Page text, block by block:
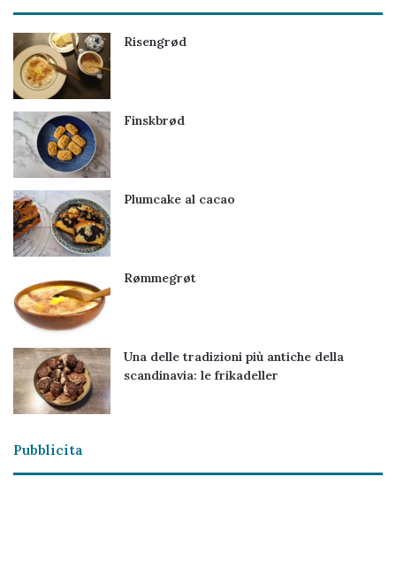
Risengrød
Finskbrød
Plumcake al cacao
Rømmegrøt
Una delle tradizioni più antiche della
scandinavia: le frikadeller
Pubblicita